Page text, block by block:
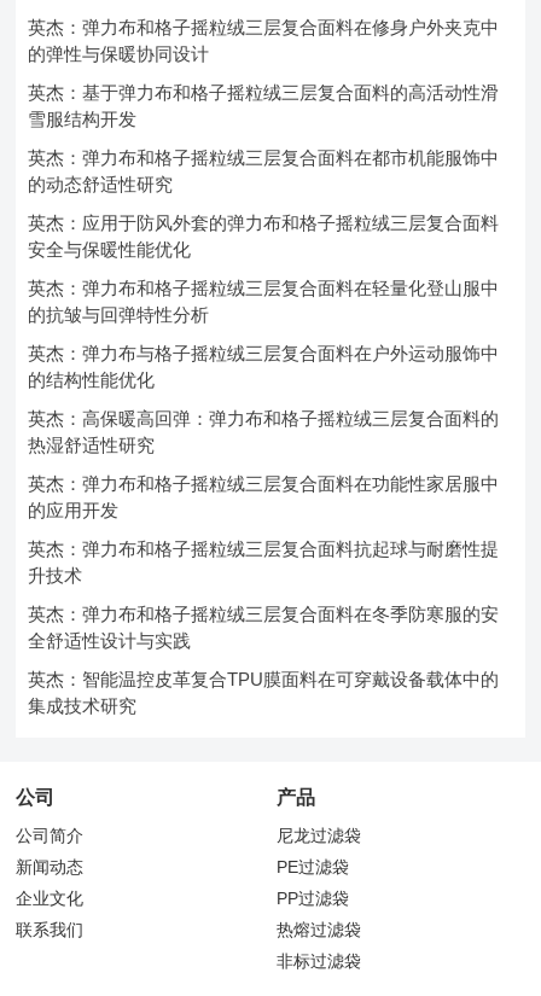
英杰：弹力布和格子摇粒绒三层复合面料在修身户外夹克中
的弹性与保暖协同设计
英杰：基于弹力布和格子摇粒绒三层复合面料的高活动性滑
雪服结构开发
英杰：弹力布和格子摇粒绒三层复合面料在都市机能服饰中
的动态舒适性研究
英杰：应用于防风外套的弹力布和格子摇粒绒三层复合面料
安全与保暖性能优化
英杰：弹力布和格子摇粒绒三层复合面料在轻量化登山服中
的抗皱与回弹特性分析
英杰：弹力布与格子摇粒绒三层复合面料在户外运动服饰中
的结构性能优化
英杰：高保暖高回弹：弹力布和格子摇粒绒三层复合面料的
热湿舒适性研究
英杰：弹力布和格子摇粒绒三层复合面料在功能性家居服中
的应用开发
英杰：弹力布和格子摇粒绒三层复合面料抗起球与耐磨性提
升技术
英杰：弹力布和格子摇粒绒三层复合面料在冬季防寒服的安
全舒适性设计与实践
英杰：智能温控皮革复合TPU膜面料在可穿戴设备载体中的
集成技术研究
公司
公司简介
新闻动态
企业文化
联系我们
产品
尼龙过滤袋
PE过滤袋
PP过滤袋
热熔过滤袋
非标过滤袋